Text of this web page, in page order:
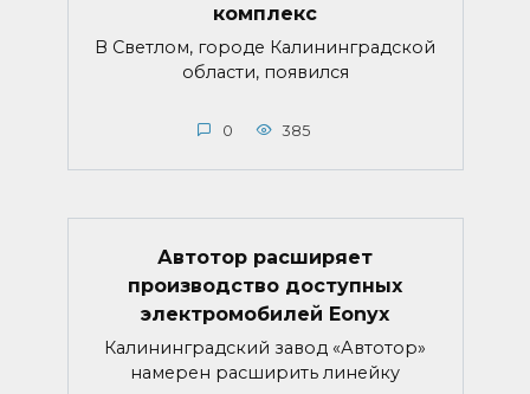
комплекс
В Светлом, городе Калининградской
области, появился
0 385
Автотор расширяет
производство доступных
электромобилей Eonyx
Калининградский завод «Автотор»
намерен расширить линейку